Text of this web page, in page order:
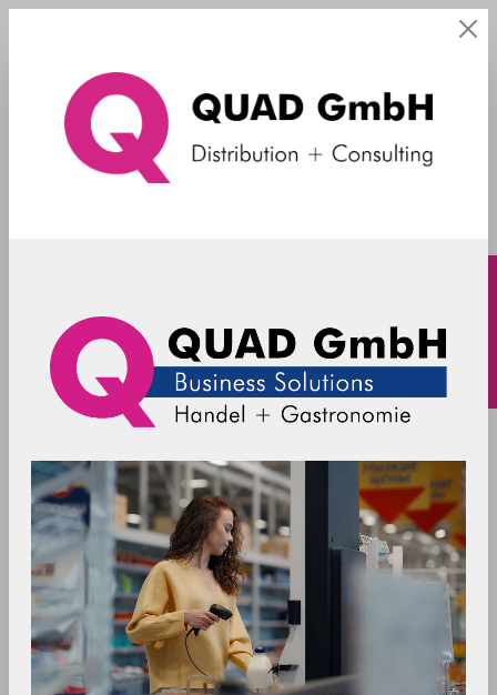
Portfolio
Cashlogy by Azkoyen
Code
Code - OEM
Cubetape
Datalogic
Barcode Scanner